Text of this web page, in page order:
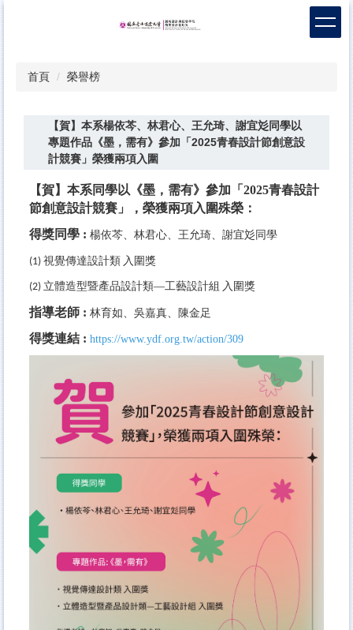
首頁 榮譽榜
【賀】本系楊依芩、林君心、王允琦、謝宜彣同學以
專題作品《墨，需有》參加「2025青春設計節創意設
計競賽」榮獲兩項入圍
【賀】本系同學以《墨，需有》參加「 2025青春設計
節創意設計競賽」
，榮獲兩項入圍殊榮：
得獎同學 : 楊依芩、林君心、王允琦、謝宜彣同學
(1) 視覺傳達設計類 入圍獎
(2) 立體造型暨產品設計類—工藝設計組 入圍獎
指導老師 : 林育如、吳嘉真、陳金足
得獎連結 : https://www.ydf.org.tw/action/309